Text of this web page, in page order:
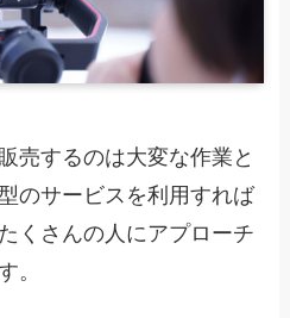
売するのは大変な作業と
のサービスを利用すれば
くさんの人にアプローチ
。